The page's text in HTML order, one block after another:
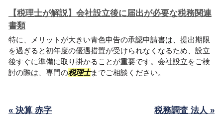
【税理士が解説】会社設立後に届出が必要な税務関連
書類
特に、メリットが大きい青色申告の承認申請書は、提出期限
を過ぎると初年度の優遇措置が受けられなくなるため、設立
後すぐに準備に取り掛かることが重要です。会社設立をご検
討の際は、専門の税理士までご相談ください。
« 決算 赤字 税務調査 法人 »